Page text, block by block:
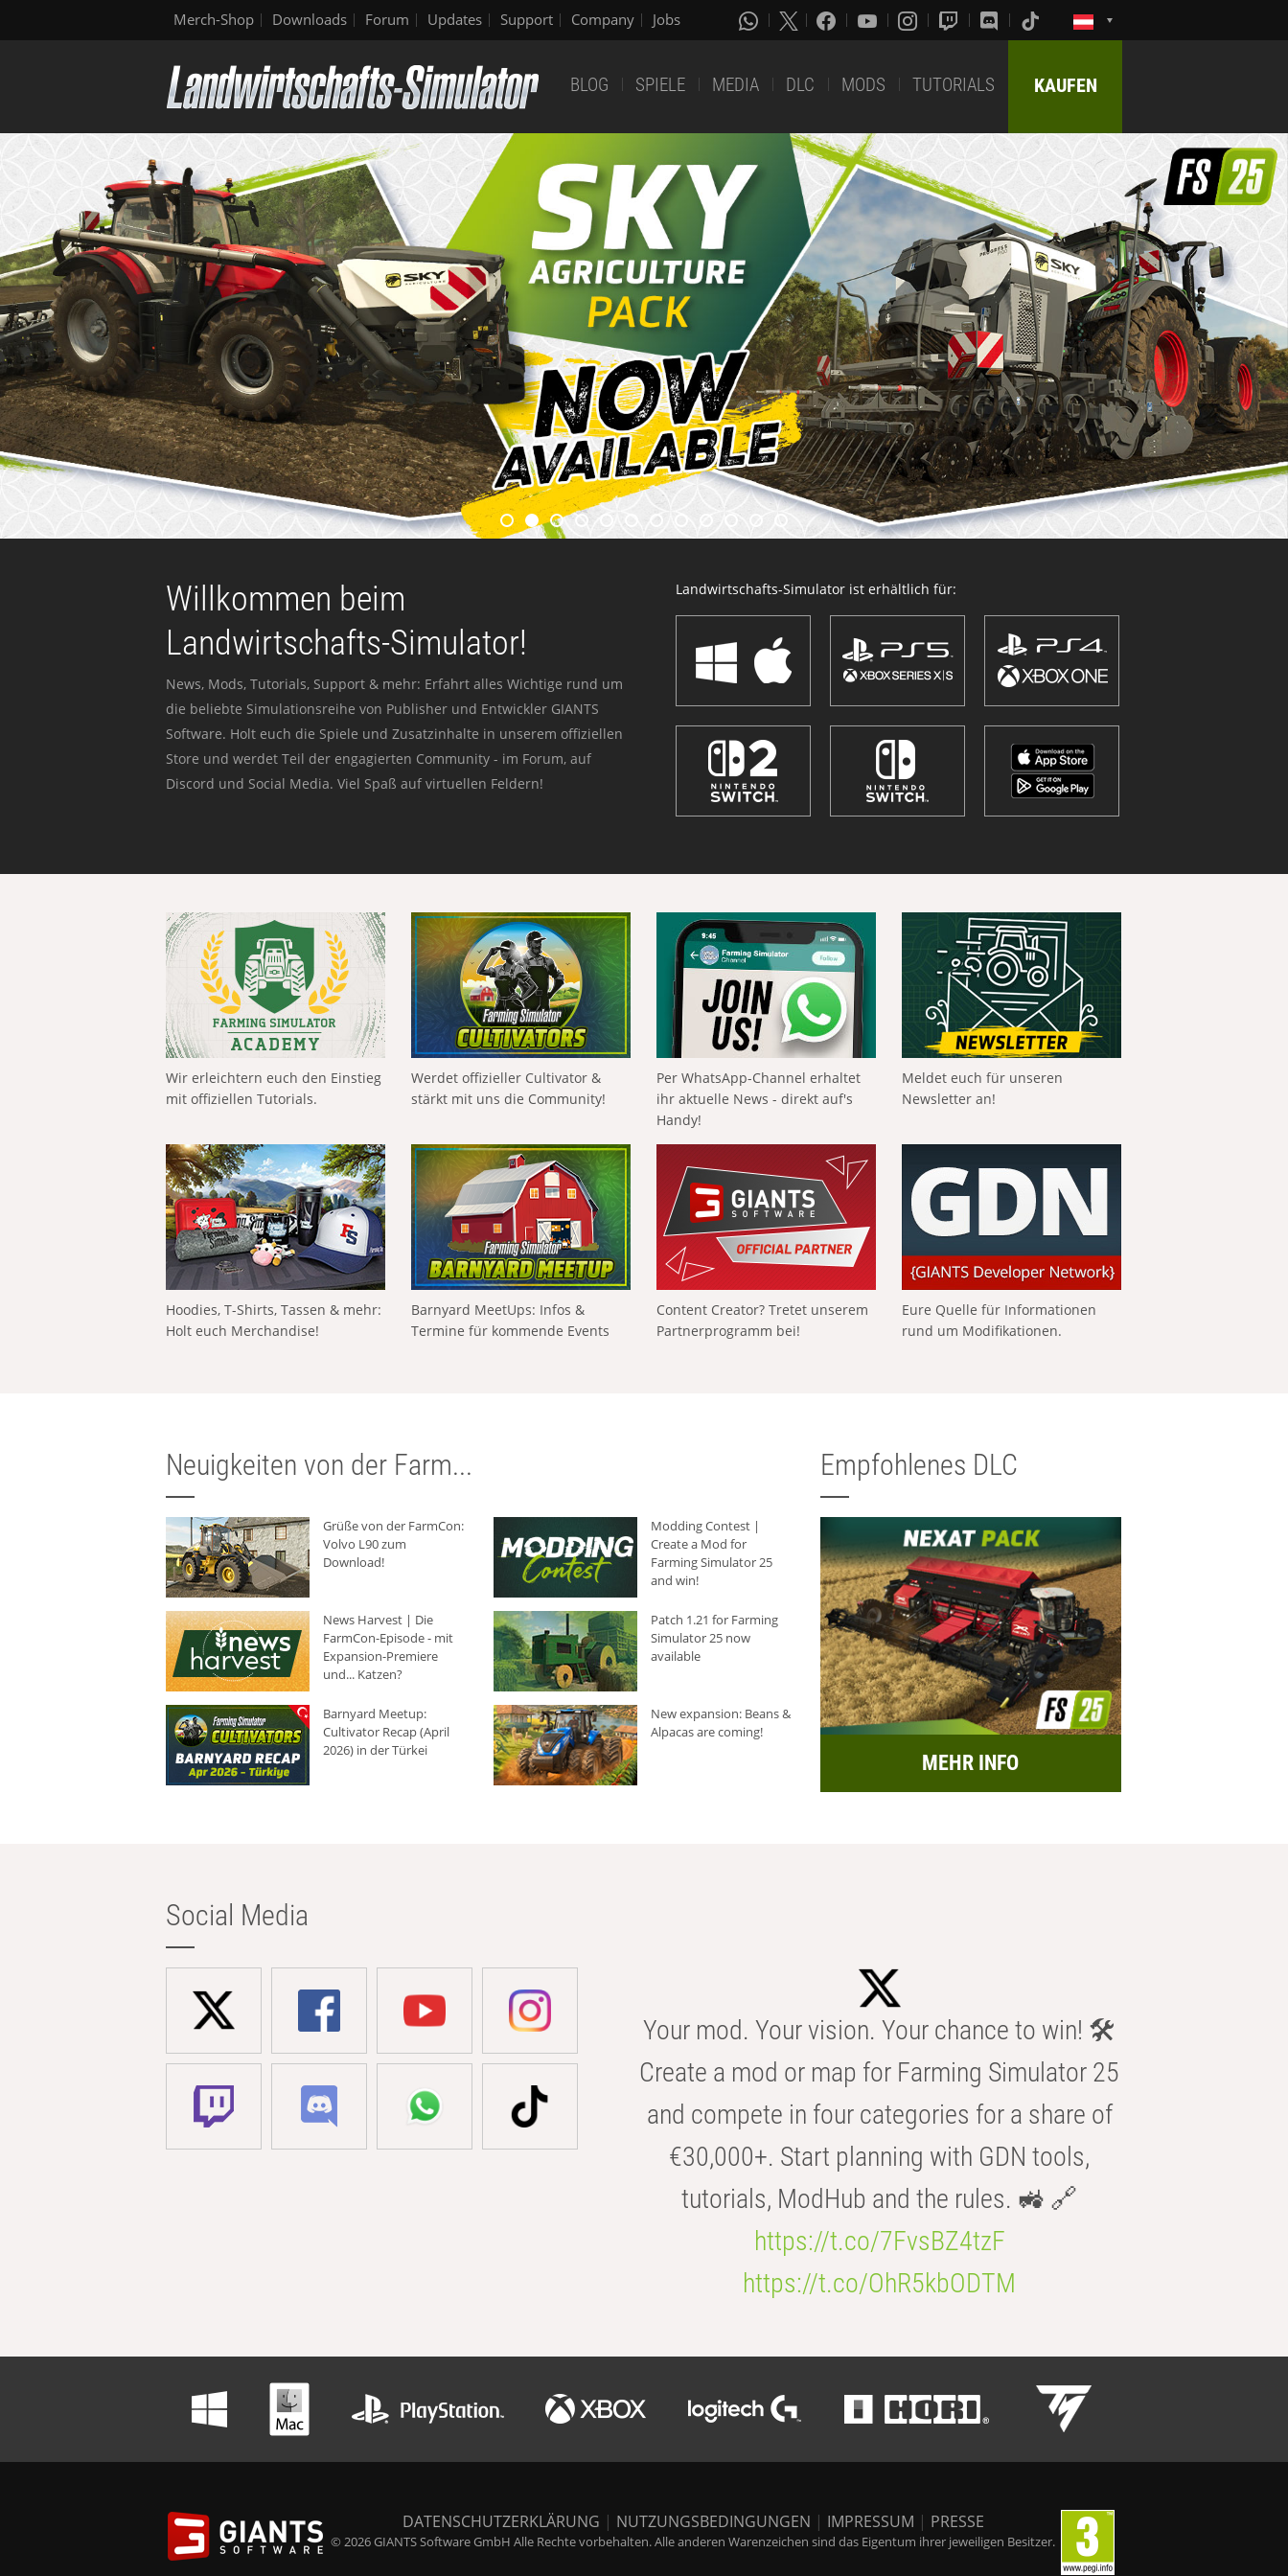
Merch-Shop Downloads Forum Updates Support Company Jobs
BLOG SPIELE MEDIA DLC MODS TUTORIALS KAUFEN
Willkommen beim
Landwirtschafts-Simulator!
News, Mods, Tutorials, Support & mehr: Erfahrt alles Wichtige rund um
die beliebte Simulationsreihe von Publisher und Entwickler GIANTS
Software. Holt euch die Spiele und Zusatzinhalte in unserem offiziellen
Store und werdet Teil der engagierten Community - im Forum, auf
Discord und Social Media. Viel Spaß auf virtuellen Feldern!
Landwirtschafts-Simulator ist erhältlich für:
Wir erleichtern euch den Einstieg
mit offiziellen Tutorials.
Werdet offizieller Cultivator &
stärkt mit uns die Community!
Per WhatsApp-Channel erhaltet
ihr aktuelle News - direkt auf's
Handy!
Meldet euch für unseren
Newsletter an!
Hoodies, T-Shirts, Tassen & mehr:
Holt euch Merchandise!
Barnyard MeetUps: Infos &
Termine für kommende Events
Content Creator? Tretet unserem
Partnerprogramm bei!
Eure Quelle für Informationen
rund um Modifikationen.
Neuigkeiten von der Farm...
Grüße von der FarmCon:
Volvo L90 zum
Download!
Modding Contest |
Create a Mod for
Farming Simulator 25
and win!
News Harvest | Die
FarmCon-Episode - mit
Expansion-Premiere
und... Katzen?
Patch 1.21 for Farming
Simulator 25 now
available
Barnyard Meetup:
Cultivator Recap (April
2026) in der Türkei
New expansion: Beans &
Alpacas are coming!
Empfohlenes DLC
MEHR INFO
Social Media
Your mod. Your vision. Your chance to win! 🛠️
Create a mod or map for Farming Simulator 25
and compete in four categories for a share of
€30,000+. Start planning with GDN tools,
tutorials, ModHub and the rules. 🚜 🔗
https://t.co/7FvsBZ4tzF
https://t.co/OhR5kbODTM
DATENSCHUTZERKLÄRUNG | NUTZUNGSBEDINGUNGEN | IMPRESSUM | PRESSE
© 2026 GIANTS Software GmbH Alle Rechte vorbehalten. Alle anderen Warenzeichen sind das Eigentum ihrer jeweiligen Besitzer.